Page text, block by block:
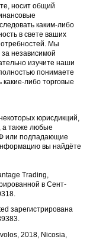
носит общий
каким-либо
в свете ваших
Мы
независимой
изучите наши
понимаете
либо торговые
юрисдикций,
а также любые
или подпадающие
вы найдёте
Trading,
в Сент-
зарегистрирована
2018, Nicosia,